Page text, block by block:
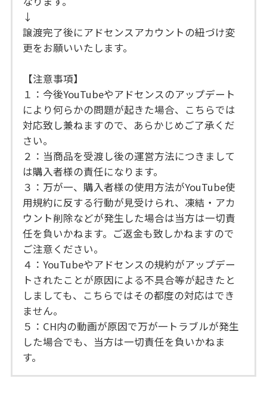
↓
譲渡完了後にアドセンスアカウントの紐づけ変
更をお願いいたします。
【注意事項】
１：今後YouTubeやアドセンスのアップデート
により何らかの問題が起きた場合、こちらでは
対応致し兼ねますので、あらかじめご了承くだ
さい。
２：当商品を受渡し後の運営方法につきまして
は購入者様の責任になります。
３：万が一、購入者様の使用方法がYouTube使
用規約に反する行動が見受けられ、凍結・アカ
ウント削除などが発生した場合は当方は一切責
任を負いかねます。ご返金も致しかねますので
ご注意ください。
４：YouTubeやアドセンスの規約がアップデー
トされたことが原因による不具合等が起きたと
しましても、こちらではその都度の対応はでき
ません。
５：CH内の動画が原因で万が一トラブルが発生
した場合でも、当方は一切責任を負いかねま
す。